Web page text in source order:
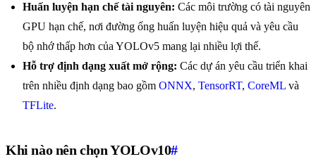
Huấn luyện hạn chế tài nguyên: Các môi trường có tài nguyên
GPU hạn chế, nơi đường ống huấn luyện hiệu quả và yêu cầu
bộ nhớ thấp hơn của YOLOv5 mang lại nhiều lợi thế.
Hỗ trợ định dạng xuất mở rộng: Các dự án yêu cầu triển khai
trên nhiều định dạng bao gồm ONNX, TensorRT, CoreML và
TFLite.
Khi nào nên chọn YOLOv10#